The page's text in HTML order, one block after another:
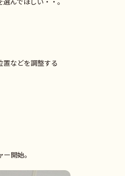
置などを調整する
開始。